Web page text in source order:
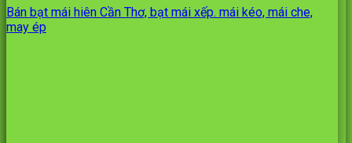
Bán bạt mái hiên Cần Thơ, bạt mái xếp. mái kéo, mái che,
may ép